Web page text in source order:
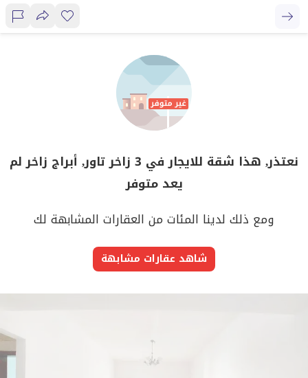
نعتذر, هذا شقة للايجار في 3 زاخر تاور, أبراج زاخر لم
يعد متوفر
ومع ذلك لدينا المئات من العقارات المشابهة لك
شاهد عقارات مشابهة